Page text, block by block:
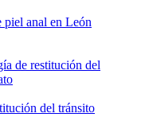
piel anal en León
de restitución del
del tránsito